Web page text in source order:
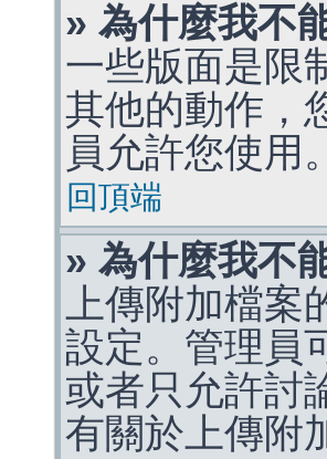
» 為什麼我不
一些版面是限
其他的動作，
員允許您使用。
回頂端
» 為什麼我不
上傳附加檔案
設定。管理員
或者只允許討
有關於上傳附